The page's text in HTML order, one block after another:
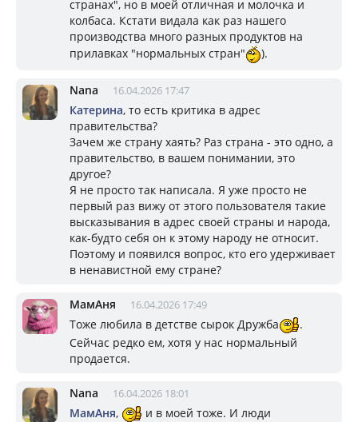
странах", но в моей отличная и молочка и
колбаса. Кстати видала как раз нашего
производства много разных продуктов на
прилавках "нормальных стран"
).
Nana 16.04.2026 17:47
Катерина, то есть критика в адрес
правительства?
Зачем же страну хаять? Раз страна - это одно, а
правительство, в вашем понимании, это
другое?
Я не просто так написала. Я уже просто не
первый раз вижу от этого пользователя такие
высказывания в адрес своей страны и народа,
как-будто себя он к этому народу не относит.
Поэтому и появился вопрос, кто его удерживает
в ненавистной ему стране?
МамАня 16.04.2026 17:49
Тоже любила в детстве сырок Дружба
.
Сейчас редко ем, хотя у нас нормальный
продается.
Nana 16.04.2026 18:01
МамАня,
и в моей тоже. И люди